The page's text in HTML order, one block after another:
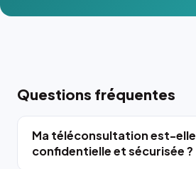
Questions fréquentes
Ma téléconsultation est-elle
confidentielle et sécurisée ?